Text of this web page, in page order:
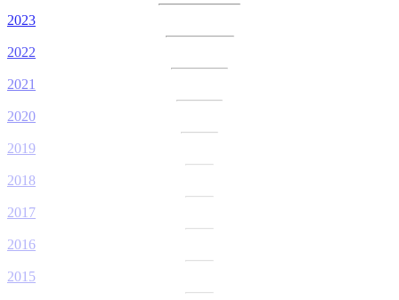
2023
2022
2021
2020
2019
2018
2017
2016
2015